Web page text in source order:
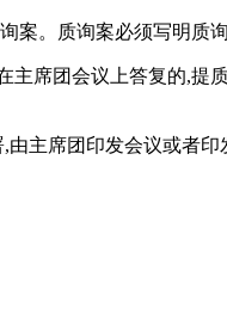
。质询案必须写明质
席团会议上答复的,提
主席团印发会议或者印